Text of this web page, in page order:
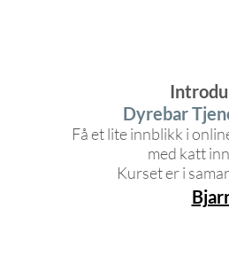
Dyrebar
Få et lite innblikk i
med katt
Kurset er i